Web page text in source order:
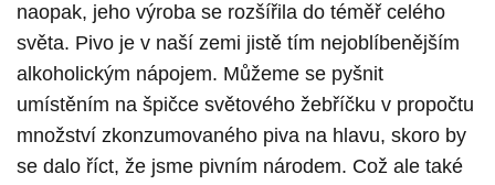
naopak, jeho výroba se rozšířila do téměř celého
světa. Pivo je v naší zemi jistě tím nejoblíbenějším
alkoholickým nápojem. Můžeme se pyšnit
umístěním na špičce světového žebříčku v propočtu
množství zkonzumovaného piva na hlavu, skoro by
se dalo říct, že jsme pivním národem. Což ale také